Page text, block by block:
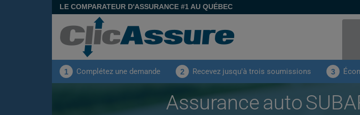
LE COMPARATEUR D'ASSURANCE #1 AU QUÉBEC
1 Complétez une demande 2 Recevez jusqu'à trois soumissions 3
Assurance auto